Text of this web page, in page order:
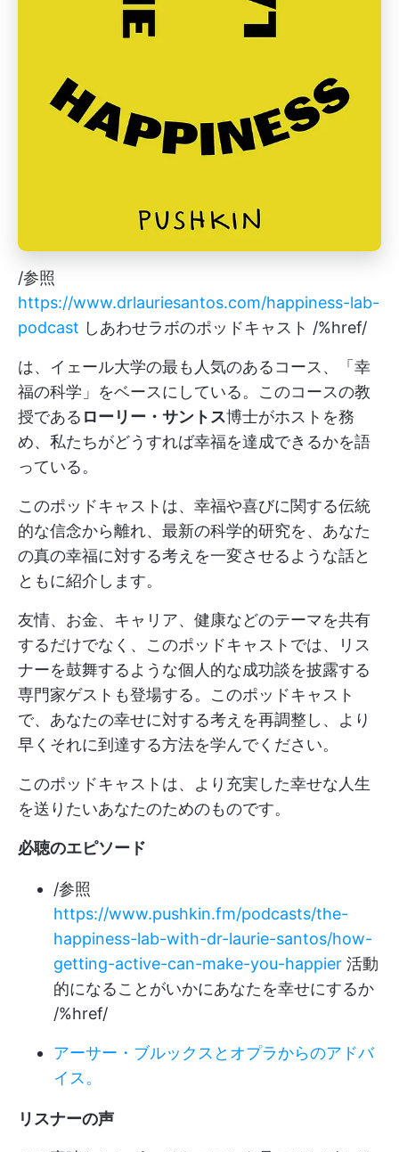
/参照
https://www.drlauriesantos.com/happiness-lab-
podcast しあわせラボのポッドキャスト /%href/
は、イェール大学の最も人気のあるコース、「幸
福の科学」をベースにしている。このコースの教
授である ローリー・サントス博士がホストを務
め、私たちがどうすれば幸福を達成できるかを語
っている。
このポッドキャストは、幸福や喜びに関する伝統
的な信念から離れ、最新の科学的研究を、あなた
の真の幸福に対する考えを一変させるような話と
ともに紹介します。
友情、お金、キャリア、健康などのテーマを共有
するだけでなく、このポッドキャストでは、リス
ナーを鼓舞するような個人的な成功談を披露する
専門家ゲストも登場する。このポッドキャスト
で、あなたの幸せに対する考えを再調整し、より
早くそれに到達する方法を学んでください。
このポッドキャストは、より充実した幸せな人生
を送りたいあなたのためのものです。
必聴のエピソード
/参照
https://www.pushkin.fm/podcasts/the-
happiness-lab-with-dr-laurie-santos/how-
getting-active-can-make-you-happier 活動
的になることがいかにあなたを幸せにするか
/%href/
アーサー・ブルックスとオプラからのアドバ
イス。
リスナーの声